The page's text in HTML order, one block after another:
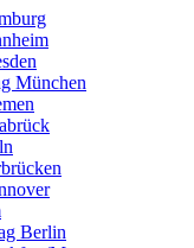
München
Berlin